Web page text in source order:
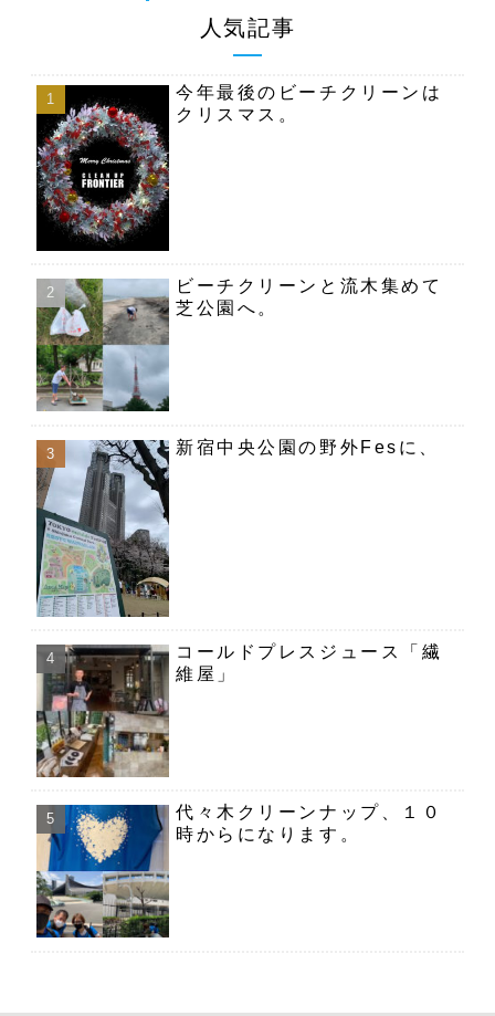
人気記事
今年最後のビーチクリーンは
クリスマス。
ビーチクリーンと流木集めて
芝公園へ。
新宿中央公園の野外Fesに、
コールドプレスジュース「繊
維屋」
代々木クリーンナップ、１０
時からになります。